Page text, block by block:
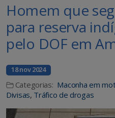
Homem que
para reserva
pelo DOF em
18 nov 2024
Categorias: Maconha em
Divisas, Tráfico de drogas